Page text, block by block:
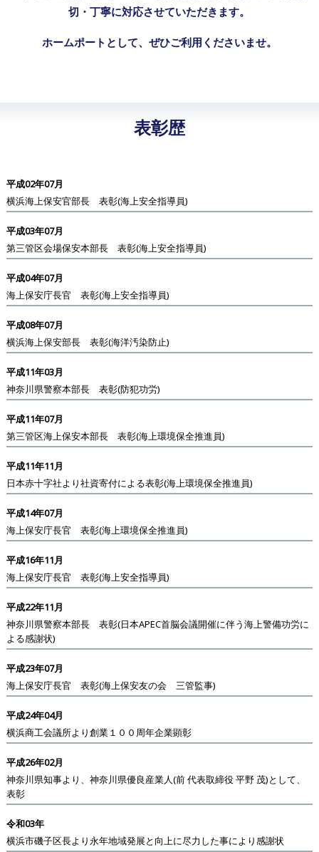
切・丁寧に対応させていただきます。
ホームポートとして、ぜひご利用くださいませ。
表彰歴
平成02年07月
横浜海上保安官部長 表彰(海上安全指導員)
平成03年07月
第三管区会場保安本部長 表彰(海上安全指導員)
平成04年07月
海上保安庁長官 表彰(海上安全指導員)
平成08年07月
横浜海上保安部長 表彰(海洋汚染防止)
平成11年03月
神奈川県警察本部長 表彰(防犯功労)
平成11年07月
第三管区海上保安本部長 表彰(海上環境保全推進員)
平成11年11月
日本赤十字社より社資寄付による表彰(海上環境保全推進員)
平成14年07月
海上保安庁長官 表彰(海上環境保全推進員)
平成16年11月
海上保安庁長官 表彰(海上安全指導員)
平成22年11月
神奈川県警察本部長 表彰(日本APEC首脳会議開催に伴う海上警備功労に
よる感謝状)
平成23年07月
海上保安庁長官 表彰(海上保安友の会 三管監事)
平成24年04月
横浜商工会議所より創業１００周年企業顕彰
平成26年02月
神奈川県知事より、神奈川県優良産業人(前 代表取締役 平野 茂)として、
表彰
令和03年
横浜市磯子区長より永年地域発展と向上に尽力した事により感謝状